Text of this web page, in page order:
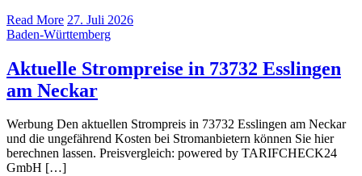
Read More 27. Juli 2026
Baden-Württemberg
Aktuelle Strompreise in 73732 Esslingen
am Neckar
Werbung Den aktuellen Strompreis in 73732 Esslingen am Neckar
und die ungefährend Kosten bei Stromanbietern können Sie hier
berechnen lassen. Preisvergleich: powered by TARIFCHECK24
GmbH […]